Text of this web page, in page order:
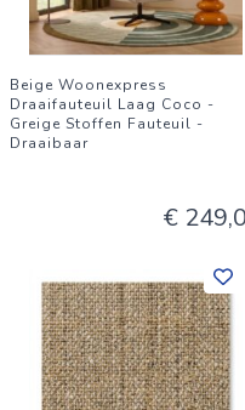
Beige Woonexpress
Draaifauteuil Laag Coco -
Greige Stoffen Fauteuil -
Draaibaar
€